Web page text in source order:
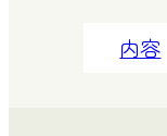
内容